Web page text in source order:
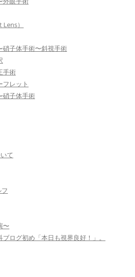
）
硝子体手術〜斜視手術
手術
フレット
硝子体手術
て
〜
ログ初め「本日も視界良好！」。